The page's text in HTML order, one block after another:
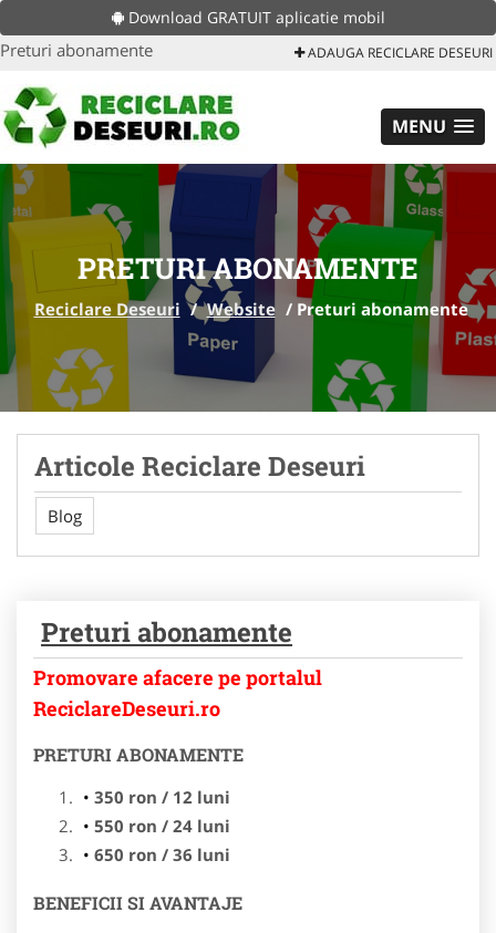
Download GRATUIT aplicatie mobil
Preturi abonamente ADAUGA RECICLARE DESEURI
MENU
PRETURI ABONAMENTE
Reciclare Deseuri / Website / Preturi abonamente
Articole Reciclare Deseuri
Blog
Preturi abonamente
Promovare afacere pe portalul
ReciclareDeseuri.ro
PRETURI ABONAMENTE
350 ron / 12 luni
550 ron / 24 luni
650 ron / 36 luni
BENEFICII SI AVANTAJE